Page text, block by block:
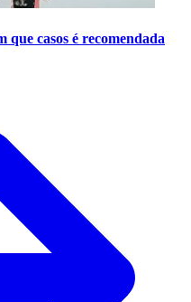
que casos é recomendada